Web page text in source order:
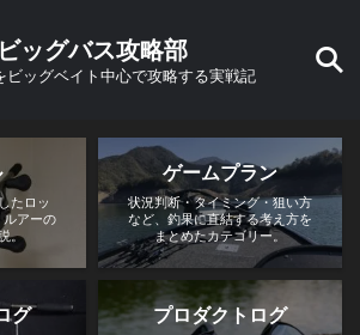
ビッグバス攻略部
ビッグベイト中心で攻略する実戦記
たロッ
ルアーの
。
ゲームプラン
状況判断・タイミング・狙い方
など、釣果に直結する考え方を
まとめたカテゴリー。
グ プロダクトログ